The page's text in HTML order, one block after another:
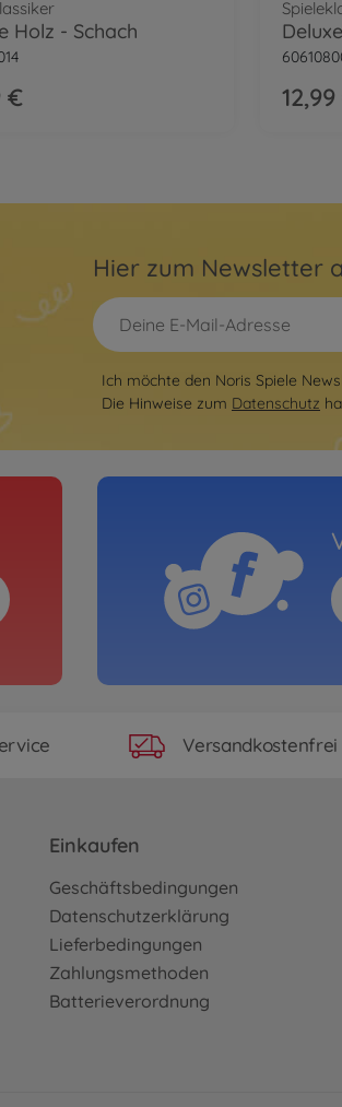
Holz - Schach
€
Hier zum Newsletter
Ich möchte den Noris Spiele
Die Hinweise zum Datenschutz
Einkaufen
Geschäftsbedingungen
Datenschutzerklärung
Lieferbedingungen
Zahlungsmethoden
Batterieverordnung